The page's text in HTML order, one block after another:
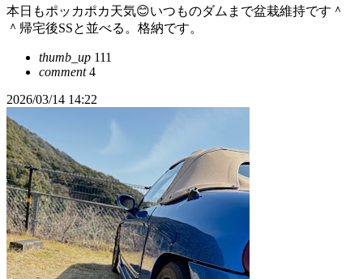
本日もポッカポカ天気😊いつものダムまで盆栽維持です＾
＾帰宅後SSと並べる。格納です。
thumb_up 111
comment4
2026/03/14 14:22